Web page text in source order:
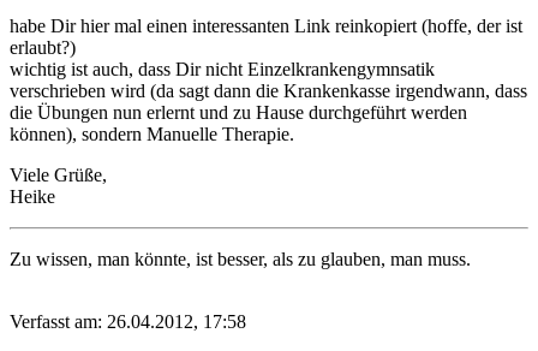
habe Dir hier mal einen interessanten Link reinkopiert (hoffe, der ist
erlaubt?)
wichtig ist auch, dass Dir nicht Einzelkrankengymnsatik
verschrieben wird (da sagt dann die Krankenkasse irgendwann, dass
die Übungen nun erlernt und zu Hause durchgeführt werden
können), sondern Manuelle Therapie.
Viele Grüße,
Heike
Zu wissen, man könnte, ist besser, als zu glauben, man muss.
Verfasst am: 26.04.2012, 17:58